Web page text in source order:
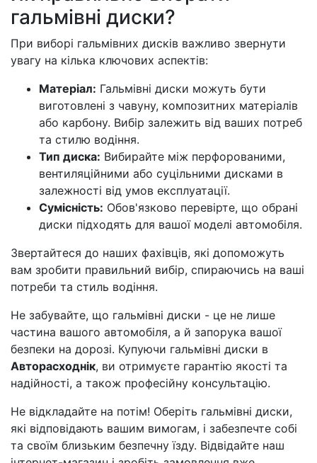
гальмівні диски?
При виборі гальмівних дисків важливо звернути
увагу на кілька ключових аспектів:
Матеріал: Гальмівні диски можуть бути
виготовлені з чавуну, композитних матеріалів
або карбону. Вибір залежить від ваших потреб
та стилю водіння.
Тип диска: Вибирайте між перфорованими,
вентиляційними або суцільними дисками в
залежності від умов експлуатації.
Сумісність: Обов'язково перевірте, що обрані
диски підходять для вашої моделі автомобіля.
Звертайтеся до наших фахівців, які допоможуть
вам зробити правильний вибір, спираючись на ваші
потреби та стиль водіння.
Не забувайте, що гальмівні диски - це не лише
частина вашого автомобіля, а й запорука вашої
безпеки на дорозі. Купуючи гальмівні диски в
Авторасходнік, ви отримуєте гарантію якості та
надійності, а також професійну консультацію.
Не відкладайте на потім! Оберіть гальмівні диски,
які відповідають вашим вимогам, і забезпечте собі
та своїм близьким безпечну їзду. Відвідайте наш